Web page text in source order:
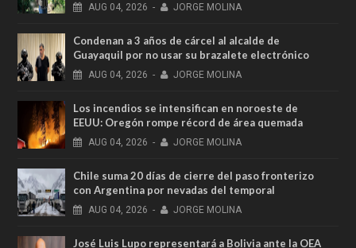
AUG 04, 2026 - JORGE MOLINA
Condenan a 3 años de cárcel al alcalde de
Guayaquil por no usar su brazalete electrónico
AUG 04, 2026 - JORGE MOLINA
Los incendios se intensifican en noroeste de
EEUU: Oregón rompe récord de área quemada
AUG 04, 2026 - JORGE MOLINA
Chile suma 20 días de cierre del paso fronterizo
con Argentina por nevadas del temporal
AUG 04, 2026 - JORGE MOLINA
José Luis Lupo representará a Bolivia ante la OEA